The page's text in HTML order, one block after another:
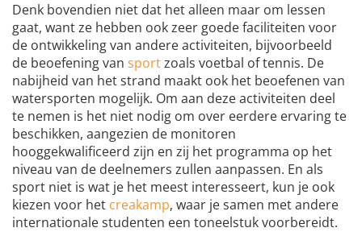
Denk bovendien niet dat het alleen maar om lessen
gaat, want ze hebben ook zeer goede faciliteiten voor
de ontwikkeling van andere activiteiten, bijvoorbeeld
de beoefening van sportzoals voetbal of tennis. De
nabijheid van het strand maakt ook het beoefenen van
watersporten mogelijk. Om aan deze activiteiten deel
te nemen is het niet nodig om over eerdere ervaring te
beschikken, aangezien de monitoren
hooggekwalificeerd zijn en zij het programma op het
niveau van de deelnemers zullen aanpassen. En als
sport niet is wat je het meest interesseert, kun je ook
kiezen voor het creakamp, waar je samen met andere
internationale studenten een toneelstuk voorbereidt.